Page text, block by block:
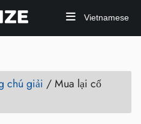
Vietnamese
chú giải /Mua lại cổ